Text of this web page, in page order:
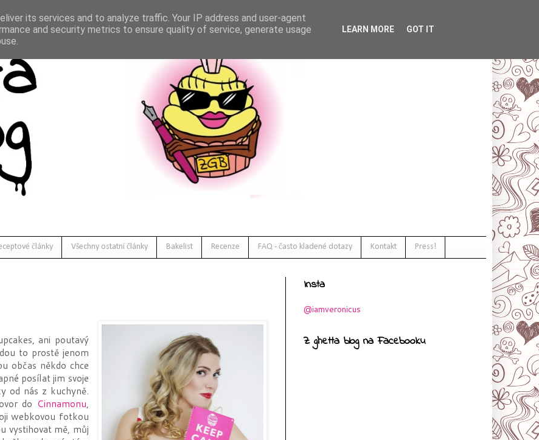
články Všechny ostatní články Bakelist Recenze FAQ - často kladené dotazy Kontakt Press!
ani poutavý
to prostě jenom
občas někdo chce
posílat jim svoje
od nás z kuchyně.
do Cinnamonu,
webkovou fotkou
vystihovat mě, můj
Insta
@iamveronicus
Z ghetta blog na Facebooku
its services and to analyze traffic. Your IP address and user-agent
and security metrics to ensure quality of service, generate usage
LEARN MORE GOT IT